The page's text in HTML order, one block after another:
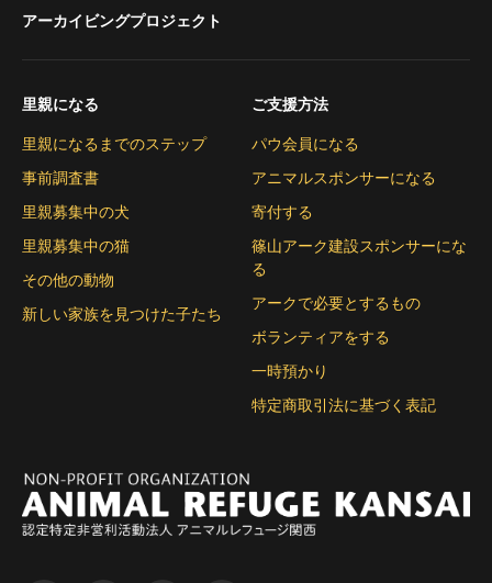
アーカイビングプロジェクト
里親になる
里親になるまでのステップ
事前調査書
里親募集中の犬
里親募集中の猫
その他の動物
新しい家族を見つけた子たち
ご支援方法
パウ会員になる
アニマルスポンサーになる
寄付する
篠山アーク建設スポンサーにな
る
アークで必要とするもの
ボランティアをする
一時預かり
特定商取引法に基づく表記